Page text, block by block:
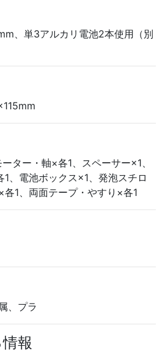
、単3アルカリ電池2本使用（別
ター・軸×各1、スペーサー×1、
、電池ボックス×1、発泡スチロ
1、両面テープ・やすり×各1
、プラ
報